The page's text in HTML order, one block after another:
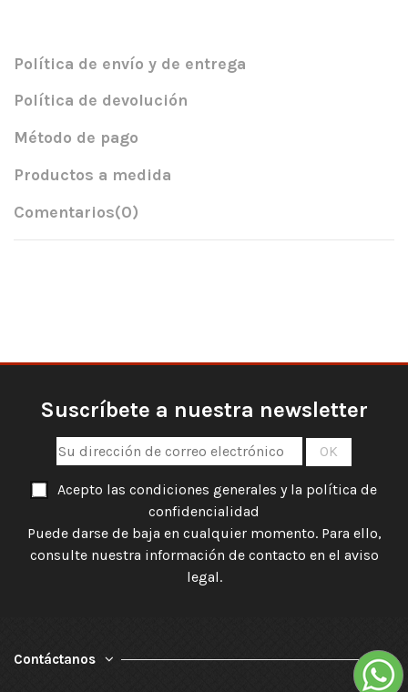
Política de envío y de entrega
Política de devolución
Método de pago
Productos a medida
Comentarios(0)
Suscríbete a nuestra newsletter
Acepto las condiciones generales y la política de
confidencialidad
Puede darse de baja en cualquier momento. Para ello,
consulte nuestra información de contacto en el aviso
legal.
Contáctanos